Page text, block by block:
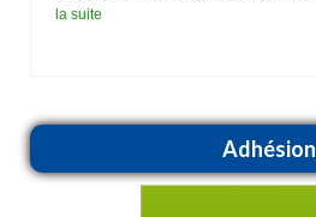
la suite­­
Adhésion